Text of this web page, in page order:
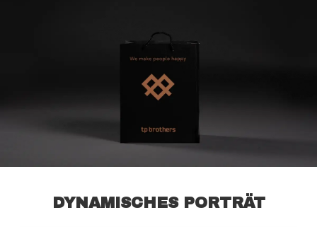
DYNAMISCHES PORTRÄT